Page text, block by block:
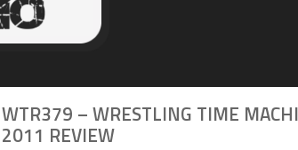
WTR379 – WRESTLING TIME
2011 REVIEW